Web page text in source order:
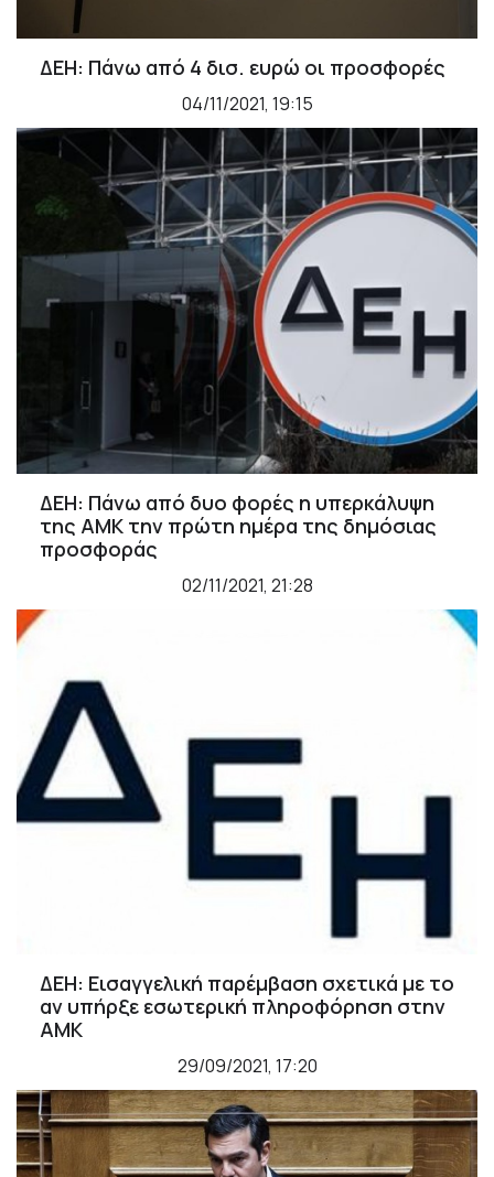
ΔΕΗ: Πάνω από 4 δισ. ευρώ οι προσφορές
04/11/2021, 19:15
ΔΕΗ: Πάνω από δυο φορές η υπερκάλυψη
της ΑΜΚ την πρώτη ημέρα της δημόσιας
προσφοράς
02/11/2021, 21:28
ΔΕΗ: Εισαγγελική παρέμβαση σχετικά με το
αν υπήρξε εσωτερική πληροφόρηση στην
ΑΜΚ
29/09/2021, 17:20